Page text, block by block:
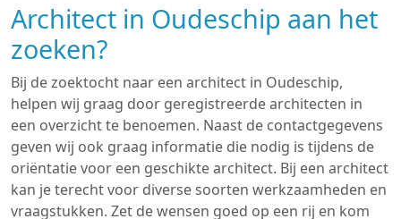
Architect in Oudeschip aan het
zoeken?
Bij de zoektocht naar een architect in Oudeschip,
helpen wij graag door geregistreerde architecten in
een overzicht te benoemen. Naast de contactgegevens
geven wij ook graag informatie die nodig is tijdens de
oriëntatie voor een geschikte architect. Bij een architect
kan je terecht voor diverse soorten werkzaamheden en
vraagstukken. Zet de wensen goed op een rij en kom